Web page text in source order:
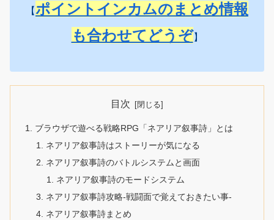
【ポイントインカムのまとめ情報
も合わせてどうぞ 】
目次
ブラウザで遊べる戦略RPG「ネアリア叙事詩」とは
ネアリア叙事詩はストーリーが気になる
ネアリア叙事詩のバトルシステムと画面
ネアリア叙事詩のモードシステム
ネアリア叙事詩攻略-戦闘面で覚えておきたい事-
ネアリア叙事詩まとめ